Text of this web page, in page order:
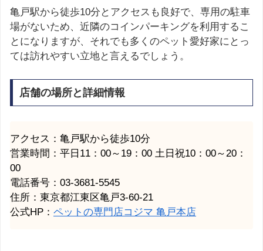
亀戸駅から徒歩10分とアクセスも良好で、専用の駐車
場がないため、近隣のコインパーキングを利用するこ
とになりますが、それでも多くのペット愛好家にとっ
ては訪れやすい立地と言えるでしょう。
店舗の場所と詳細情報
アクセス：亀戸駅から徒歩10分
営業時間：平日11：00～19：00 土日祝10：00～20：
00
電話番号：03-3681-5545
住所：東京都江東区亀戸3-60-21
公式HP： ペットの専門店コジマ 亀戸本店